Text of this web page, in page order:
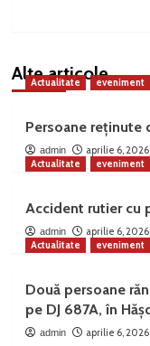
Alte articole
Actualitate eveniment
Persoane reținute
admin
aprilie 6, 2026
Actualitate
eveniment
Accident rutier cu
admin
aprilie 6, 2026
Actualitate
eveniment
Două persoane
pe DJ 687A, în
admin aprilie 6, 2026